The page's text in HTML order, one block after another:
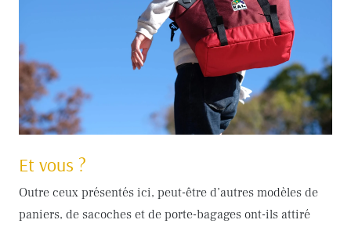
Et vous ?
Outre ceux présentés ici, peut-être d’autres modèles de
paniers, de sacoches et de porte-bagages ont-ils attiré